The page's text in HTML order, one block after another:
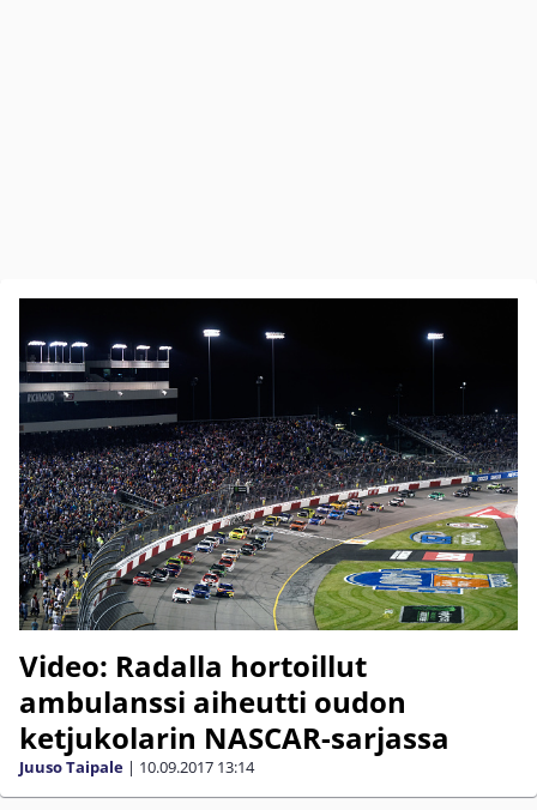
Video: Radalla hortoillut
ambulanssi aiheutti oudon
ketjukolarin NASCAR-sarjassa
Juuso Taipale | 10.09.2017 13:14